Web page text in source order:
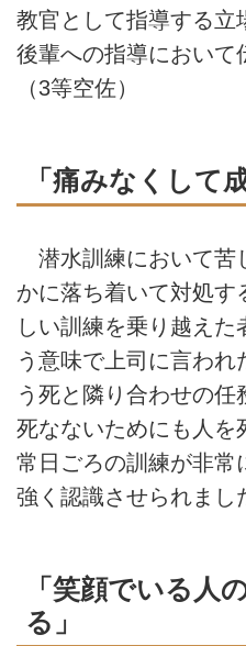
教官として指導する立
後輩への指導において
（3等空佐）
「痛みなくして
潜水訓練において苦
かに落ち着いて対処す
しい訓練を乗り越え
う意味で上司に言わ
う死と隣り合わせの
死なないためにも人を
常日ごろの訓練が非常
強く認識させられまし
「笑顔でいる人
る」